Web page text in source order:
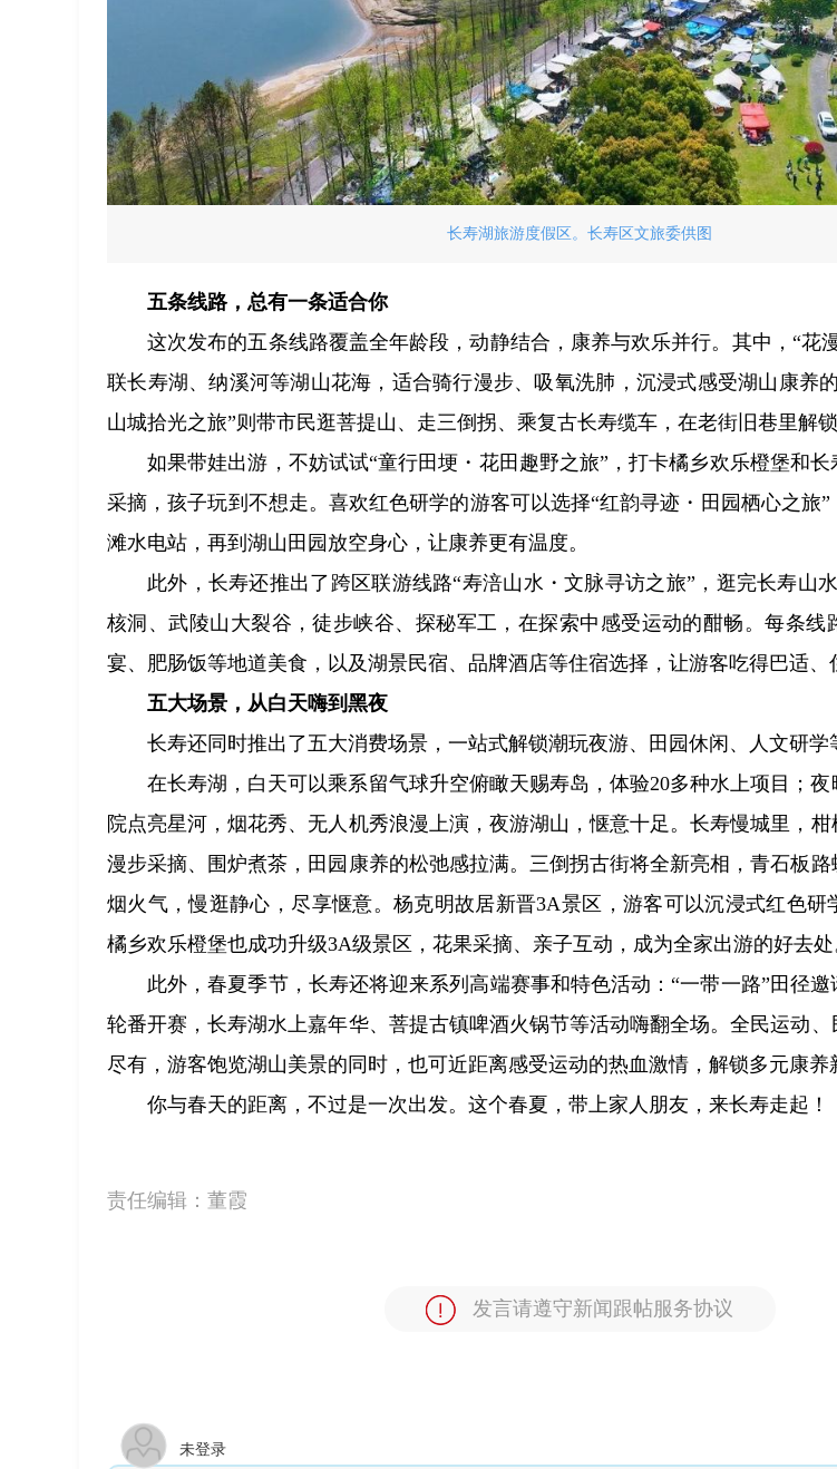
长寿湖旅游度假区。长寿区文旅委供图
五条线路，总有一条适合你
这次发布的五条线路覆盖全年龄段，动静结合，康养与欢乐并行。其中，“花
联长寿湖、纳溪河等湖山花海，适合骑行漫步、吸氧洗肺，沉浸式感受湖山康养
山城拾光之旅”则带市民逛菩提山、走三倒拐、乘复古长寿缆车，在老街旧巷里解锁
如果带娃出游，不妨试试“童行田埂・花田趣野之旅”，打卡橘乡欢乐橙堡和
采摘，孩子玩到不想走。喜欢红色研学的游客可以选择“红韵寻迹・田园栖心之旅
滩水电站，再到湖山田园放空身心，让康养更有温度。
此外，长寿还推出了跨区联游线路“寿涪山水・文脉寻访之旅”，逛完长寿山
核洞、武陵山大裂谷，徒步峡谷、探秘军工，在探索中感受运动的酣畅。每条线
宴、肥肠饭等地道美食，以及湖景民宿、品牌酒店等住宿选择，让游客吃得巴适、
五大场景，从白天嗨到黑夜
长寿还同时推出了五大消费场景，一站式解锁潮玩夜游、田园休闲、人文研学
在长寿湖，白天可以乘系留气球升空俯瞰天赐寿岛，体验20多种水上项目；夜
院点亮星河，烟花秀、无人机秀浪漫上演，夜游湖山，惬意十足。长寿慢城里，柑
漫步采摘、围炉煮茶，田园康养的松弛感拉满。三倒拐古街将全新亮相，青石板
烟火气，慢逛静心，尽享惬意。杨克明故居新晋3A景区，游客可以沉浸式红色研
橘乡欢乐橙堡也成功升级3A级景区，花果采摘、亲子互动，成为全家出游的好去处
此外，春夏季节，长寿还将迎来系列高端赛事和特色活动：“一带一路”田径
轮番开赛，长寿湖水上嘉年华、菩提古镇啤酒火锅节等活动嗨翻全场。全民运动
尽有，游客饱览湖山美景的同时，也可近距离感受运动的热血激情，解锁多元康养
你与春天的距离，不过是一次出发。这个春夏，带上家人朋友，来长寿走起！
责任编辑： 董霞
发言请遵守新闻跟帖服务协议
未登录